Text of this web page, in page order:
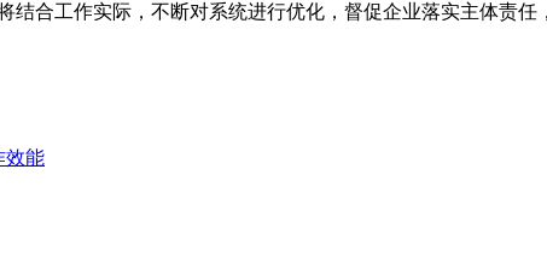
合工作实际，不断对系统进行优化，督促企业落实主体责
效能